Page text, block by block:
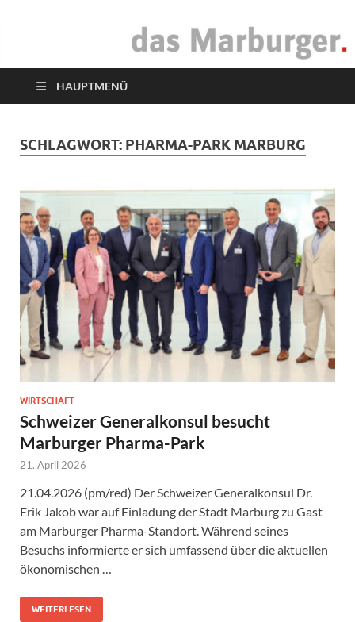
das Marburger.
HAUPTMENÜ
SCHLAGWORT: PHARMA-PARK MARBURG
WIRTSCHAFT
Schweizer Generalkonsul besucht
Marburger Pharma-Park
21. April 2026
21.04.2026 (pm/red) Der Schweizer Generalkonsul Dr.
Erik Jakob war auf Einladung der Stadt Marburg zu Gast
am Marburger Pharma-Standort. Während seines
Besuchs informierte er sich umfassend über die aktuellen
ökonomischen …
WEITERLESEN